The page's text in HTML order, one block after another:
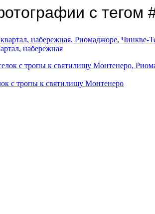
с тегом
набережная
с тропы к святилищу Монтенеро